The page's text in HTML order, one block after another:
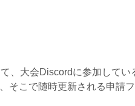
、大会Discordに参加してい
そこで随時更新される申請